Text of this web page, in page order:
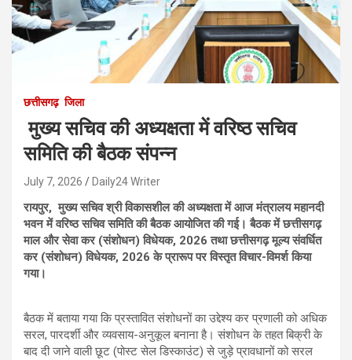
छत्तीसगढ़ जिला
मुख्य सचिव की अध्यक्षता में वरिष्ठ सचिव
समिति की बैठक संपन्न
July 7, 2026 Daily24 Writer
रायपुर, मुख्य सचिव श्री विकासशील की अध्यक्षता में आज मंत्रालय महानदी
भवन में वरिष्ठ सचिव समिति की बैठक आयोजित की गई। बैठक में छत्तीसगढ़
माल और सेवा कर (संशोधन) विधेयक, 2026 तथा छत्तीसगढ़ मूल्य संवर्धित
कर (संशोधन) विधेयक, 2026 के प्रारूप पर विस्तृत विचार-विमर्श किया
गया।
बैठक में बताया गया कि प्रस्तावित संशोधनों का उद्देश्य कर प्रणाली को अधिक
सरल, पारदर्शी और व्यवसाय-अनुकूल बनाना है। संशोधन के तहत बिक्री के
बाद दी जाने वाली छूट (पोस्ट सेल डिस्काउंट) से जुड़े प्रावधानों को सरल